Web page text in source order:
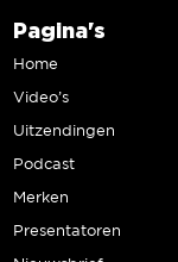
Pagina's
Home
Video’s
Uitzendingen
Podcast
Merken
Presentatoren